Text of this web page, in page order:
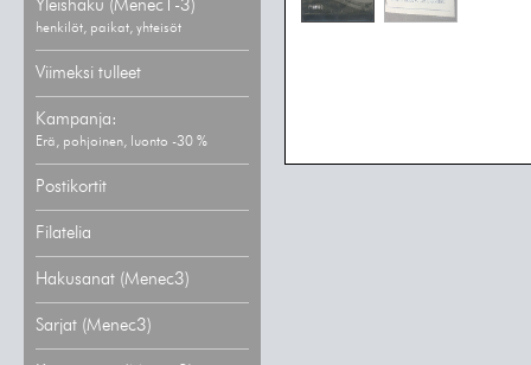
Yleishaku (Menec1-3)
henkilöt, paikat, yhteisöt
Viimeksi tulleet
Kampanja:
Erä, pohjoinen, luonto -30 %
Postikortit
Filatelia
Hakusanat (Menec3)
Sarjat (Menec3)